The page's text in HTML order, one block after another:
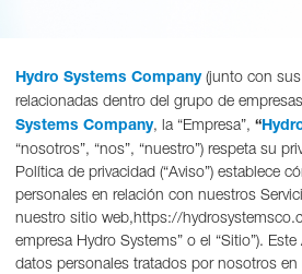
Hydro Systems Company(junto con sus
relacionadas dentro del grupo de
Systems Company, la “Empresa”, “
“nosotros”, “nos”, “nuestro”) respeta su
Política de privacidad (“Aviso”) establece
personales en relación con nuestros
nuestro sitio web,https://
empresa Hydro Systems” o el “Sitio”).
datos personales tratados por nosotros